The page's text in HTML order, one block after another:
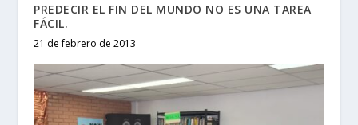
PREDECIR EL FIN DEL MUNDO NO ES UNA TAREA
FÁCIL.
21 de febrero de 2013